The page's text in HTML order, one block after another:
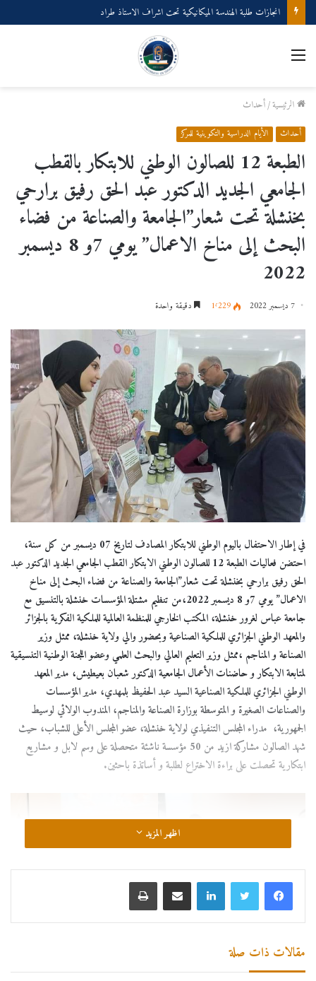
انجازات طلبة الهندسة الميكانيكية تحت اشراف الاستاذ طراد
القائمة
الرئيسية/أحداث
أحداث الأيام الدراسية والتكوينية للمركز
الطبعة 12 للصالون الوطني للابتكار بالقطب
الجامعي الجديد الدكتور عبد الحق رفيق برارحي
بخنشلة تحت شعار”الجامعة والصناعة من فضاء
البحث إلى مناخ الاعمال” يومي 7و 8 ديسمبر
2022
7 ديسمبر 2022 1٬229 دقيقة واحدة
في إطار الاحتفال باليوم الوطني للابتكار المصادف لتاريخ 07 ديسمبر من كل سنة،
احتضن فعاليات الطبعة 12 للصالون الوطني الابتكار القطب الجامعي الجديد الدكتور عبد
الحق رفيق برارحي بخنشلة تحت شعار”الجامعة والصناعة من فضاء البحث إلى مناخ
الاعمال” يومي 7و 8 ديسمبر 2022،من تنظيم مشتلة المؤسسات خنشلة بالتنسيق مع
جامعة عباس لغرور خنشلة، المكتب الخارجي للمنظمة العالمية للملكية الفكرية بالجزائر
والمعهد الوطني الجزائري للملكية الصناعية وبحضور والي ولاية خنشلة، ممثل وزير
الصناعة و المناجم ،ممثل وزير التعليم العالي والبحث العلمي وعضو اللجنة الوطنية التنسيقية
لمتابعة الابتكار و حاضنات الأعمال الجامعية الدكتور شعبان بعيطيش، مدير المعهد
الوطني الجزائري للملكية الصناعية السيد عبد الحفيظ بلمهدي، مدير المؤسسات
والصناعات الصغيرة و المتوسطة بوزارة الصناعة والمناجم، المندوب الولائي لوسيط
الجمهورية، مدراء المجلس التنفيذي لولاية خنشلة، عضو المجلس الأعلى للشباب، حيث
شهد الصالون مشاركة ازيد من 50 مؤسسة ناشئة متحصلة على وسم لابل و مشاريع
ابتكارية تحصلت على براءة الاختراع لطلبة و أساتذة باحثين.
اظهر المزيد
لينكدإن مشاركة عبر البريد طباعة
مقالات ذات صلة